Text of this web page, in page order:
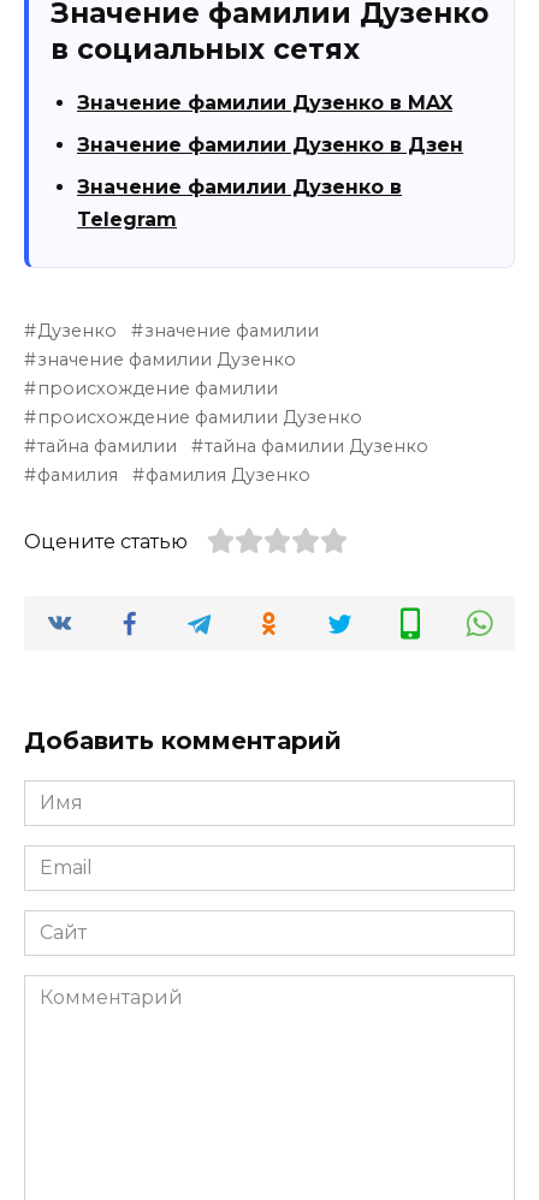
Значение фамилии Дузенко
в социальных сетях
Значение фамилии Дузенко в MAX
Значение фамилии Дузенко в Дзен
Значение фамилии Дузенко в
Telegram
Дузенко
значение фамилии
значение фамилии Дузенко
происхождение фамилии
происхождение фамилии Дузенко
тайна фамилии
тайна фамилии Дузенко
фамилия
фамилия Дузенко
Оцените статью
Добавить комментарий
Имя
*
Email
*
Сайт
Комментарий